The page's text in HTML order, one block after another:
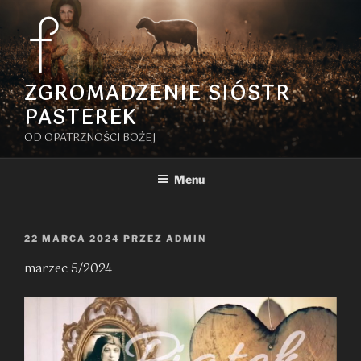
Przejdź
treści
ZGROMADZENIE SIÓSTR
PASTEREK
OD OPATRZNOŚCI BOŻEJ
Menu
OPUBLIKOWANE
22 MARCA 2024 PRZEZ ADMIN
marzec 5/2024